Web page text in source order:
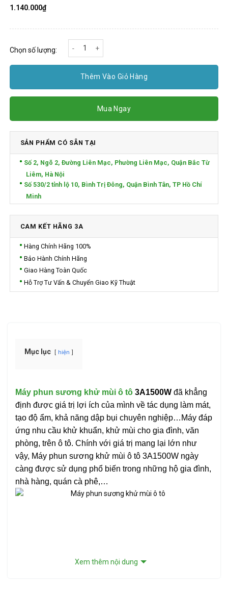
1.140.000₫
Máy phun sương khử mùi ô tô 3A1500W số lượng
Chọn số lượng:
Thêm Vào Giỏ Hàng
Mua Ngay
SẢN PHẨM CÓ SẴN TẠI
Số 2, Ngõ 2, Đường Liên Mạc, Phường Liên Mạc, Quận Bắc Từ
Liêm, Hà Nội
Số 530/2 tỉnh lộ 10, Bình Trị Đông, Quận Bình Tân, TP Hồ Chí
Minh
CAM KẾT HÃNG 3A
Hàng Chính Hãng 100%
Bảo Hành Chính Hãng
Giao Hàng Toàn Quốc
Hỗ Trợ Tư Vấn & Chuyển Giao Kỹ Thuật
Mục lục hiện
Máy phun sương khử mùi ô tô 3A1500W đã khẳng
định được giá trị lợi ích của mình về tác dụng làm mát,
tạo độ ẩm, khả năng dập bụi chuyên nghiệp…Máy đáp
ứng nhu cầu khử khuẩn, khử mùi cho gia đình, văn
phòng, trên ô tô. Chính với giá trị mang lại lớn như
vậy, Máy phun sương khử mùi ô tô 3A1500W ngày
càng được sử dụng phổ biến trong những hộ gia đình,
nhà hàng, quán cà phê,…
Xem thêm nội dung